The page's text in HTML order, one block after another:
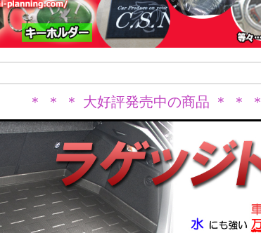
＊ ＊ ＊ 大好評発売中の商品 ＊ ＊ ＊